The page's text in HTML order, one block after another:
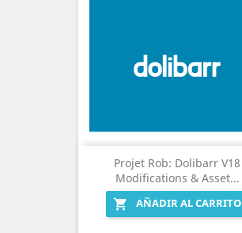
Projet Rob: Dolibarr V18
Modifications & Asset...

AÑADIR AL CARRITO